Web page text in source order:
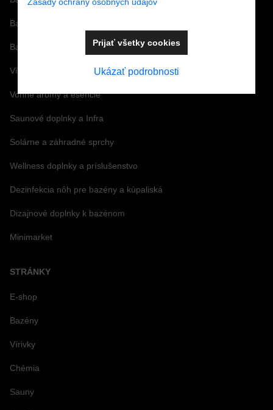
Bazénové príslušenstvo
Bazénová chémia a vírivková chémia
Vírivky a príslušenstvo
Vonné arómy a esencie
Saunové doplnky a Infra
Solárne a záhradné sprchy
Wellness doplnky a príslušenstvo
Dezinfekcia nôh pre bazény a kúpaliská
Dizajnové doplnky k bazénom
Minimarket
STRÁNKY
E-shop
Bazény
Vírivky
Chémia
Sauny
Ukázať podrobnosti
Prijať všetky cookies